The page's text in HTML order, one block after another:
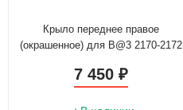
Крыло переднее правое
(окрашенное) для B@3 2170-2172
г. Набережные Челны
7 450 ₽